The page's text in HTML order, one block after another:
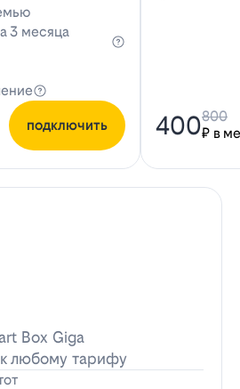
3 месяца
подключить 400₽ в
800
Box Giga
любому тарифу